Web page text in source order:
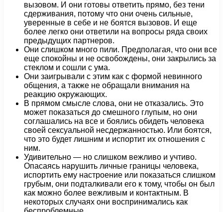
вызовом. И они готовы ответить прямо, без тени
сдерживания, потому что они очень сильные,
уверенные в себе и не боятся вызовов. И еще
более легко они ответили на вопросы ряда своих
предыдущих партнеров.
Они слишком много пили. Предполагая, что они все
еще спокойны и не освобождены, они закрылись за
стеклом и сошли с ума.
Они заигрывали с этим как с формой невинного
общения, а также не обращали внимания на
реакцию окружающих.
В прямом смысле слова, они не отказались. Это
может показаться до смешного глупым, но они
соглашались на все и боялись обидеть человека
своей сексуальной несдержанностью. Или боятся,
что это будет лишним и испортит их отношения с
ним.
Удивительно — но слишком вежливо и учтиво.
Опасаясь нарушить личные границы человека,
испортить ему настроение или показаться слишком
грубым, они подталкивали его к тому, чтобы он был
как можно более вежливым и контактным. В
некоторых случаях они воспринимались как